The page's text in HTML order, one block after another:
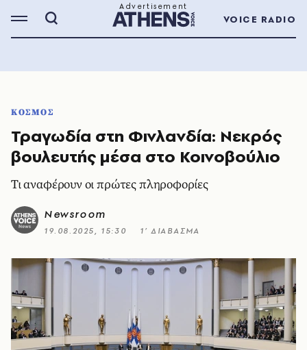
VOICE RADIO
ΚΟΣΜΟΣ
Τραγωδία στη Φινλανδία: Νεκρός
βουλευτής μέσα στο Κοινοβούλιο
Τι αναφέρουν οι πρώτες πληροφορίες
Newsroom
19.08.2025, 15:30 1’ ΔΙΑΒΑΣΜΑ